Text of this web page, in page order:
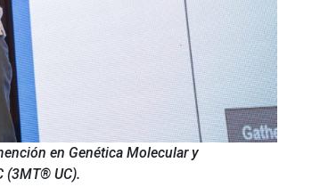
en Genética Molecular y
(3MT® UC).